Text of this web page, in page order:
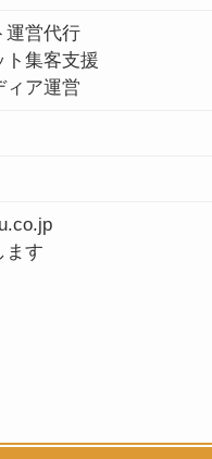
運営代行
ト集客支援
ィア運営
ます